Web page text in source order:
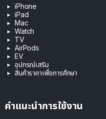
iPhone
iPad
Mac
Watch
TV
AirPods
EV
อุปกรณ์เสริม
สินค้าราคาเพื่อการศึกษา
คำแนะนำการใช้งาน